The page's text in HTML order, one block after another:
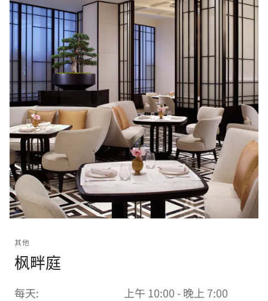
其他
枫畔庭
每天:
上午 10:00 - 晚上 7:00